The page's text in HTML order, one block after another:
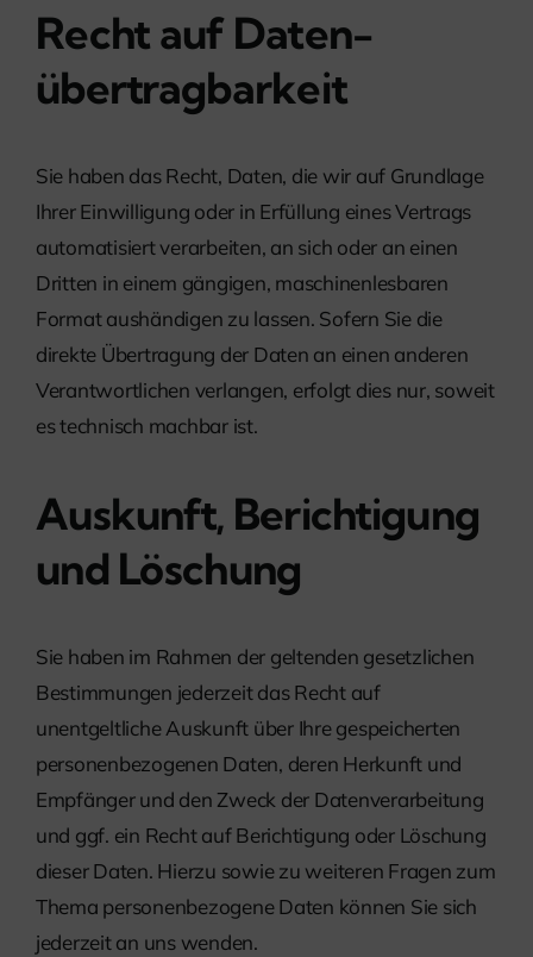
Recht auf Daten­
übertrag­barkeit
Sie haben das Recht, Daten, die wir auf Grundlage
Ihrer Einwilligung oder in Erfüllung eines Vertrags
automatisiert verarbeiten, an sich oder an einen
Dritten in einem gängigen, maschinenlesbaren
Format aushändigen zu lassen. Sofern Sie die
direkte Übertragung der Daten an einen anderen
Verantwortlichen verlangen, erfolgt dies nur, soweit
es technisch machbar ist.
Auskunft, Berichtigung
und Löschung
Sie haben im Rahmen der geltenden gesetzlichen
Bestimmungen jederzeit das Recht auf
unentgeltliche Auskunft über Ihre gespeicherten
personenbezogenen Daten, deren Herkunft und
Empfänger und den Zweck der Datenverarbeitung
und ggf. ein Recht auf Berichtigung oder Löschung
dieser Daten. Hierzu sowie zu weiteren Fragen zum
Thema personenbezogene Daten können Sie sich
jederzeit an uns wenden.